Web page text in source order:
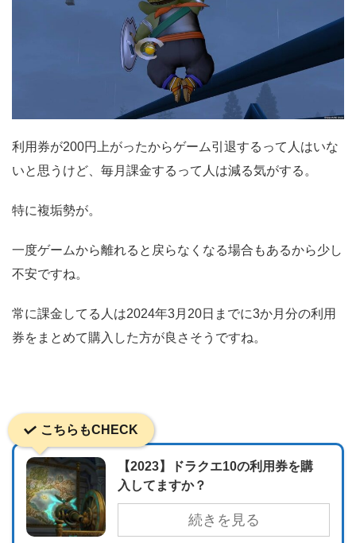
利用券が200円上がったからゲーム引退するって人はいな
いと思うけど、毎月課金するって人は減る気がする。
特に複垢勢が。
一度ゲームから離れると戻らなくなる場合もあるから少し
不安ですね。
常に課金してる人は2024年3月20日までに3か月分の利用
券をまとめて購入した方が良さそうですね。
こちらもCHECK
【2023】ドラクエ10の利用券を購
入してますか？
続きを見る